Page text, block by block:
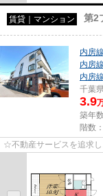
賃貸｜マンション 第2
内房線
内房線
内房線
千葉県
3.9
築年
階数
☆不動産サービスを追求